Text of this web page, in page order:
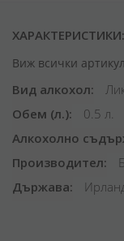
ХАРАКТЕРИСТИКИ:
Виж всички
Вид алкохол
Обем (л.)
0.5 л.
Алкохолно
Производител
Държава